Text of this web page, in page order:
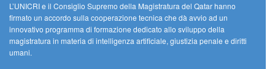
L’UNICRI e il Consiglio Supremo della Magistratura del Qatar hanno
firmato un accordo sulla cooperazione tecnica che dà avvio ad un
innovativo programma di formazione dedicato allo sviluppo della
magistratura in materia di intelligenza artificiale, giustizia penale e diritti
umani.